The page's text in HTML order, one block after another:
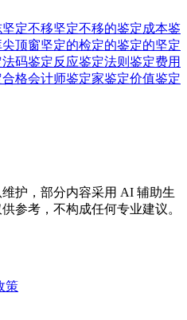
坚定不移坚定不移的鉴定成本鉴
尖顶窗坚定的检定的鉴定的坚定
码鉴定反应鉴定法则 鉴定费用
格会计师鉴定家鉴定价值鉴定
护，部分内容采用 AI 辅助生
参考，不构成任何专业建议。
策